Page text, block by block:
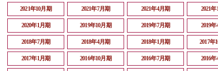
2021年10月期 2021年7月期 2021年4月期 2021
2020年1月期 2019年10月期 2019年7月期 2019
2018年7月期 2018年4月期 2018年1月期 2017年
2017年1月期 2016年10月期 2016年7月期 2016